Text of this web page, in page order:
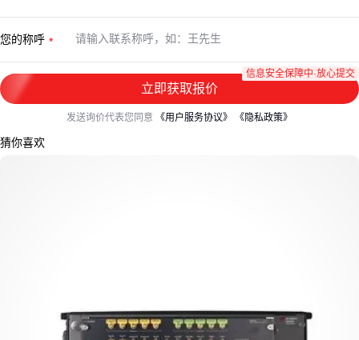
您的称呼
立即获取报价
信息安全保障中·放心提交
发送询价代表您同意 《用户服务协议》 《隐私政策》
猜你喜欢